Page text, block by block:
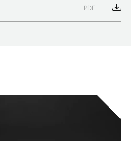
PDF